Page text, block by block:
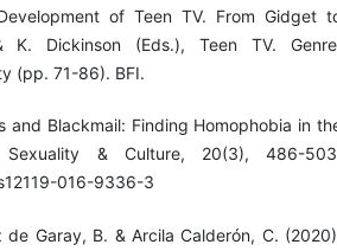
of Teen TV. From Gidget
Dickinson (Eds.), Teen TV.
(pp. 71-86). BFI.
and Blackmail: Finding Homophobia in
& Culture, 20(3), 486-
016-9336-3
de Garay, B. & Arcila Calderón, C.